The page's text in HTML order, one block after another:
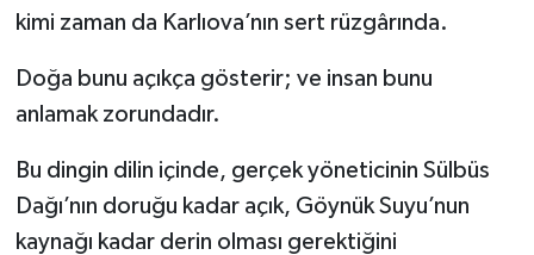
kimi zaman da Karlıova’nın sert rüzgârında.
Doğa bunu açıkça gösterir; ve insan bunu
anlamak zorundadır.
Bu dingin dilin içinde, gerçek yöneticinin Sülbüs
Dağı’nın doruğu kadar açık, Göynük Suyu’nun
kaynağı kadar derin olması gerektiğini